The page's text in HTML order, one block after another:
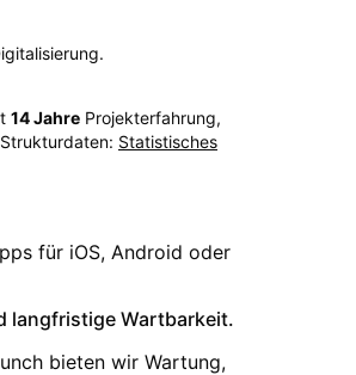
14Jahre Projekterfahrung,
Statistisches
für iOS, Android oder
langfristige Wartbarkeit.
bieten wir Wartung,